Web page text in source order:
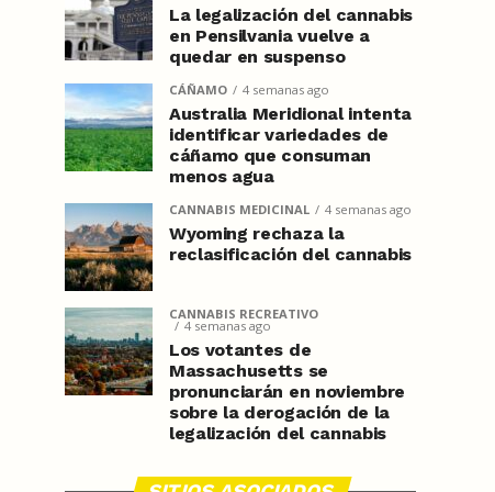
La legalización del cannabis
en Pensilvania vuelve a
quedar en suspenso
CÁÑAMO 4 semanas ago
Australia Meridional intenta
identificar variedades de
cáñamo que consuman
menos agua
CANNABIS MEDICINAL 4 semanas ago
Wyoming rechaza la
reclasificación del cannabis
CANNABIS RECREATIVO
4 semanas ago
Los votantes de
Massachusetts se
pronunciarán en noviembre
sobre la derogación de la
legalización del cannabis